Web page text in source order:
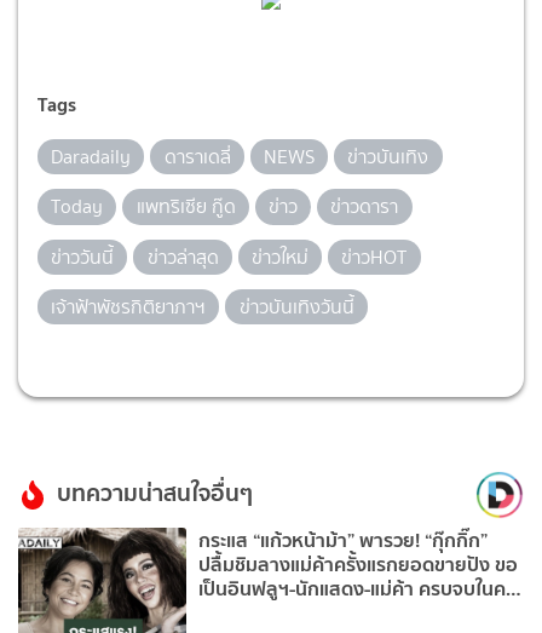
Tags
Daradaily ดาราเดลี่ NEWS
ข่าวบันเทิง
Today
แพทริเซีย กู๊ด ข่าว
ข่าวดารา
ข่าววันนี้
ข่าวล่าสุด ข่าวใหม่
ข่าวHOT
เจ้าฟ้าพัชรกิติยาภาฯ
ข่าวบันเทิงวันนี้
บทความน่าสนใจอื่นๆ
กระแส “แก้วหน้าม้า” พารวย! “กุ๊กกิ๊ก”
ปลื้มชิมลางแม่ค้าครั้งแรกยอดขายปัง ขอ
เป็นอินฟลูฯ-นักแสดง-แม่ค้า ครบจบในคน